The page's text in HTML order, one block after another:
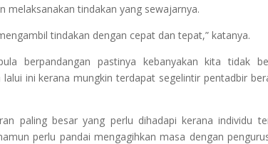
melaksanakan tindakan yang sewajarnya.
tindakan dengan cepat dan tepat,” katanya.
berpandangan pastinya kebanyakan kita tidak
ini kerana mungkin terdapat segelintir pentadbir
paling besar yang perlu dihadapi kerana individu
perlu pandai mengagihkan masa dengan